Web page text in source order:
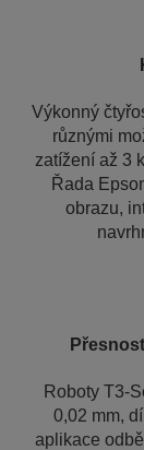
Výkonný
různými
zatížení až 3
Řada
obrazu,
Roboty T3-
0,02 mm,
aplikace